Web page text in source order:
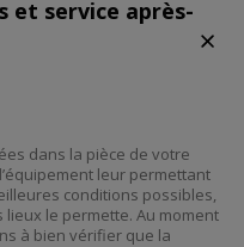
et service après-
dans la pièce de votre
leur permettant
conditions possibles,
le permette. Au moment
à bien vérifier que la